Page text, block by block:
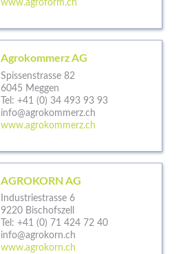
www.agroform.ch
Agrokommerz AG
Spissenstrasse 82
6045 Meggen
Tel: +41 (0) 34 493 93 93
info@agrokommerz.ch
www.agrokommerz.ch
AGROKORN AG
Industriestrasse 6
9220 Bischofszell
Tel: +41 (0) 71 424 72 40
info@agrokorn.ch
www.agrokorn.ch